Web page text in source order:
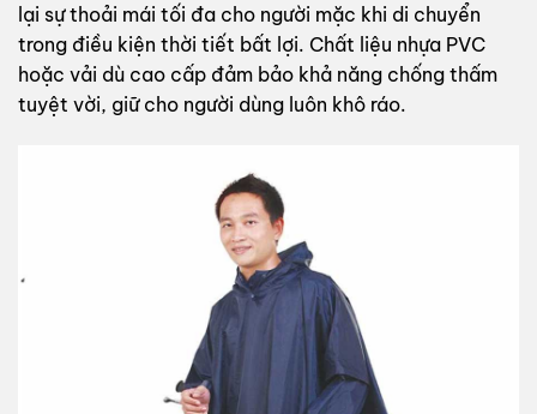
lại sự thoải mái tối đa cho người mặc khi di chuyển
trong điều kiện thời tiết bất lợi. Chất liệu nhựa PVC
hoặc vải dù cao cấp đảm bảo khả năng chống thấm
tuyệt vời, giữ cho người dùng luôn khô ráo.